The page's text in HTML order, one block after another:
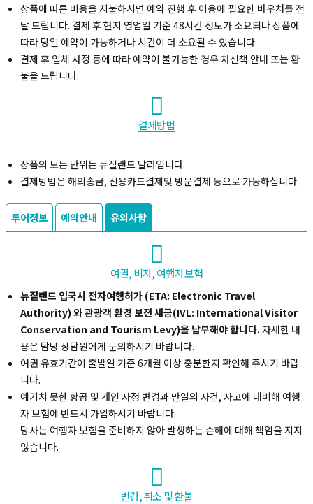
상품에 따른 비용을 지불하시면 예약 진행 후 이용에 필요한 바우처를 전
달 드립니다. 결제 후 현지 영업일 기준 48시간 정도가 소요되나 상품에
따라 당일 예약이 가능하거나 시간이 더 소요될 수 있습니다.
결제 후 업체 사정 등에 따라 예약이 불가능한 경우 차선책 안내 또는 환
불을 드립니다.
결제방법
상품의 모든 단위는 뉴질랜드 달러입니다.
결제방법은 해외송금, 신용카드결제및 방문결제 등으로 가능하십니다.
투어정보 예약안내 유의사항
여권, 비자, 여행자보험
뉴질랜드 입국시 전자여행허가 (ETA: Electronic Travel
Authority) 와 관광객 환경 보전 세금(IVL: International Visitor
Conservation and Tourism Levy)을 납부해야 합니다. 자세한 내
용은 담당 상담원에게 문의하시기 바랍니다.
여권 유효기간이 출발일 기준 6개월 이상 충분한지 확인해 주시기 바랍
니다.
예기치 못한 항공 및 개인 사정 변경과 만일의 사건, 사고에 대비해 여행
자 보험에 반드시 가입하시기 바랍니다.
당사는 여행자 보험을 준비하지 않아 발생하는 손해에 대해 책임을 지지
않습니다.
변경, 취소 및 환불